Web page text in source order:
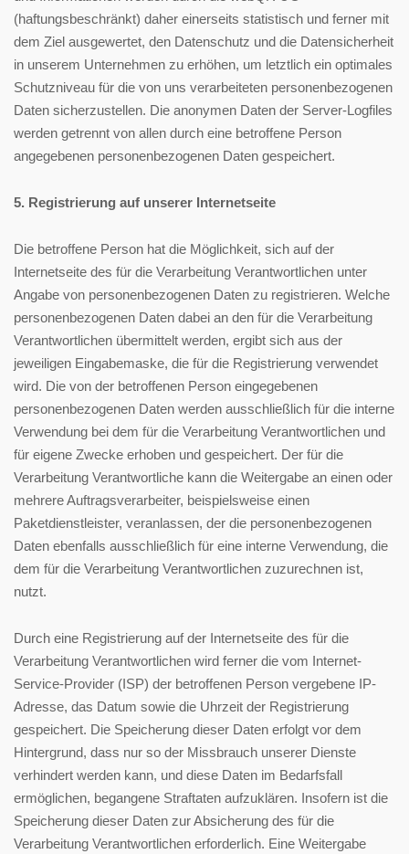
(haftungsbeschränkt) daher einerseits statistisch und ferner mit
dem Ziel ausgewertet, den Datenschutz und die Datensicherheit
in unserem Unternehmen zu erhöhen, um letztlich ein optimales
Schutzniveau für die von uns verarbeiteten personenbezogenen
Daten sicherzustellen. Die anonymen Daten der Server-Logfiles
werden getrennt von allen durch eine betroffene Person
angegebenen personenbezogenen Daten gespeichert.
5. Registrierung auf unserer Internetseite
Die betroffene Person hat die Möglichkeit, sich auf der
Internetseite des für die Verarbeitung Verantwortlichen unter
Angabe von personenbezogenen Daten zu registrieren. Welche
personenbezogenen Daten dabei an den für die Verarbeitung
Verantwortlichen übermittelt werden, ergibt sich aus der
jeweiligen Eingabemaske, die für die Registrierung verwendet
wird. Die von der betroffenen Person eingegebenen
personenbezogenen Daten werden ausschließlich für die interne
Verwendung bei dem für die Verarbeitung Verantwortlichen und
für eigene Zwecke erhoben und gespeichert. Der für die
Verarbeitung Verantwortliche kann die Weitergabe an einen oder
mehrere Auftragsverarbeiter, beispielsweise einen
Paketdienstleister, veranlassen, der die personenbezogenen
Daten ebenfalls ausschließlich für eine interne Verwendung, die
dem für die Verarbeitung Verantwortlichen zuzurechnen ist,
nutzt.
Durch eine Registrierung auf der Internetseite des für die
Verarbeitung Verantwortlichen wird ferner die vom Internet-
Service-Provider (ISP) der betroffenen Person vergebene IP-
Adresse, das Datum sowie die Uhrzeit der Registrierung
gespeichert. Die Speicherung dieser Daten erfolgt vor dem
Hintergrund, dass nur so der Missbrauch unserer Dienste
verhindert werden kann, und diese Daten im Bedarfsfall
ermöglichen, begangene Straftaten aufzuklären. Insofern ist die
Speicherung dieser Daten zur Absicherung des für die
Verarbeitung Verantwortlichen erforderlich. Eine Weitergabe